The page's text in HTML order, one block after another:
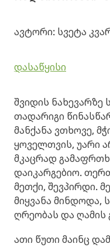
ავტორი: სვეტა
დასაწყისი
შვიდის
თადარიგი
მანქანა ვთხოვე,
ყოველთვის, უარი
მკაცრად
დაიკარგებიო.
მეთქი, შევპირდი.
მიყვანა მინდოდა,
ღრეობას და ღამის
ათი წუთი მაინც